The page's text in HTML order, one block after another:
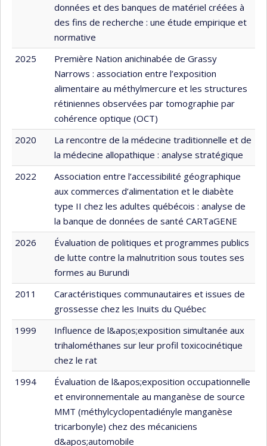
données et des banques de matériel créées à
des fins de recherche : une étude empirique et
normative
2025
Première Nation anichinabée de Grassy
Narrows : association entre l’exposition
alimentaire au méthylmercure et les structures
rétiniennes observées par tomographie par
cohérence optique (OCT)
2020
La rencontre de la médecine traditionnelle et de
la médecine allopathique : analyse stratégique
2022
Association entre l’accessibilité géographique
aux commerces d’alimentation et le diabète
type II chez les adultes québécois : analyse de
la banque de données de santé CARTaGENE
2026
Évaluation de politiques et programmes publics
de lutte contre la malnutrition sous toutes ses
formes au Burundi
2011
Caractéristiques communautaires et issues de
grossesse chez les Inuits du Québec
1999
Influence de l&apos;exposition simultanée aux
trihalométhanes sur leur profil toxicocinétique
chez le rat
1994
Évaluation de l&apos;exposition occupationnelle
et environnementale au manganèse de source
MMT (méthylcyclopentadiényle manganèse
tricarbonyle) chez des mécaniciens
d&apos;automobile